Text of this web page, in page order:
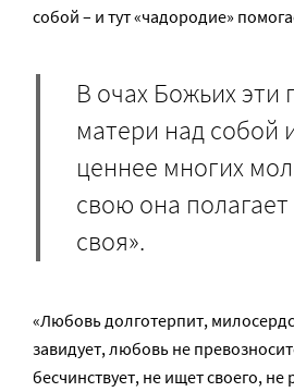
собой – и тут «чадородие»
В очах Божьих эти
матери над собой
ценнее многих
свою она полагает
своя».
«Любовь долготерпит,
завидует, любовь не
бесчинствует, не ищет своего, не